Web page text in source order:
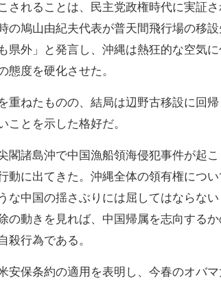
れることは、民主党政権時代に実証さ
の鳩山由紀夫代表が普天間飛行場の移
県外」と発言し、沖縄は熱狂的な空気に
態度を硬化させた。
重ねたものの、結局は辺野古移設に回
ことを示した格好だ。
閣諸島沖で中国漁船領海侵犯事件が起
動に出てきた。沖縄全体の領有権につ
な中国の揺さぶりには屈してはならな
の動きを見れば、中国帰属を志向する
殺行為である。
保条約の適用を表明し、今春のオバマ